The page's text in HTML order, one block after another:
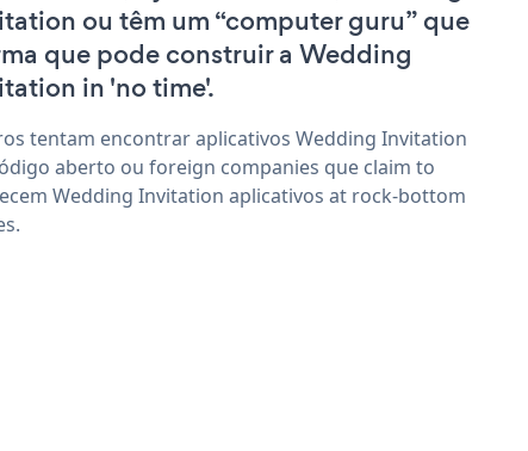
ou têm um “computer guru” que
que pode construir a Wedding
in 'no time'.
tentam encontrar aplicativos Wedding Invitation
aberto ou foreign companies que claim to
Wedding Invitation aplicativos at rock-bottom